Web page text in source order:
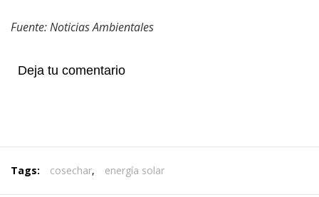
Fuente: Noticias Ambientales
Deja tu comentario
Tags: cosechar, energía solar